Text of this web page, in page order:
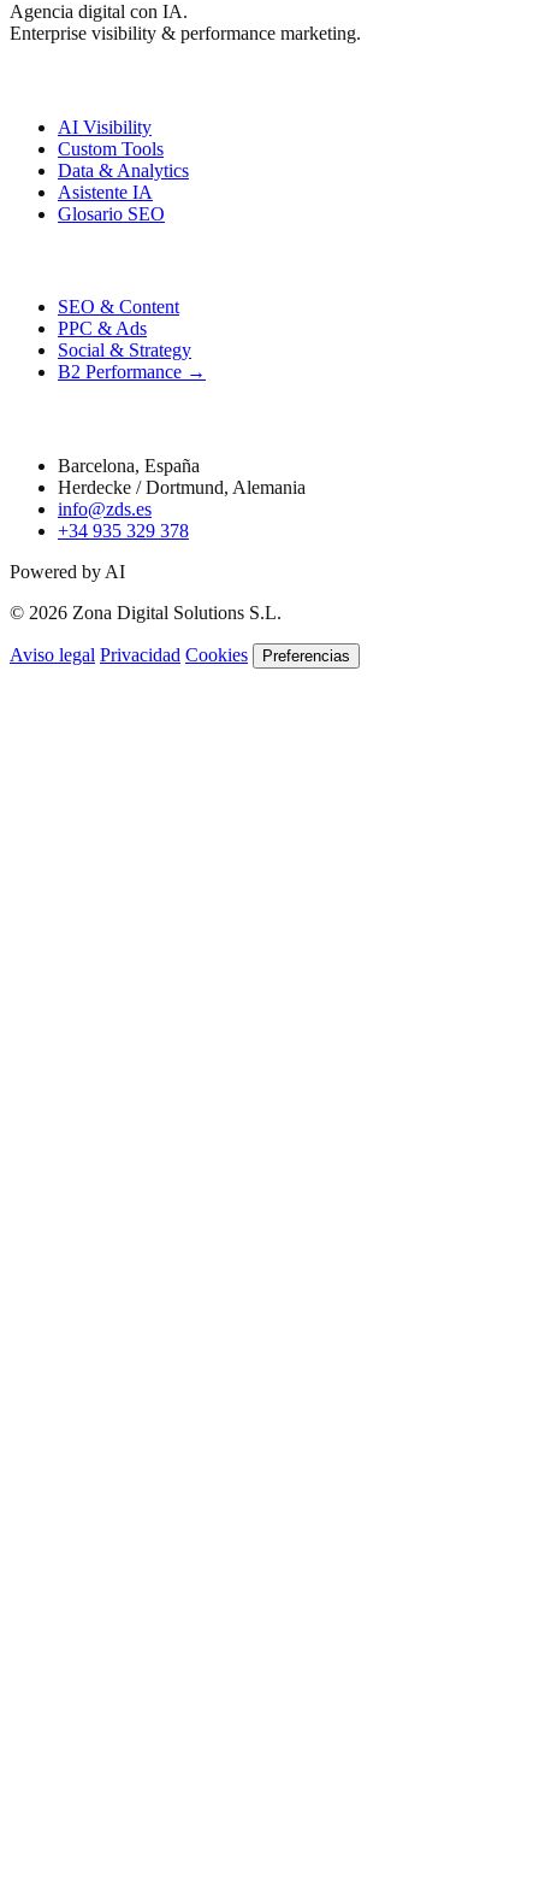
Agencia digital con IA.
Enterprise visibility & performance marketing.
AI Visibility
Custom Tools
Data & Analytics
Asistente IA
Glosario SEO
SEO & Content
PPC & Ads
Social & Strategy
B2 Performance →
Barcelona, España
Herdecke / Dortmund, Alemania
info@zds.es
+34 935 329 378
Powered by AI
© 2026 Zona Digital Solutions S.L.
Aviso legal Privacidad Cookies Preferencias